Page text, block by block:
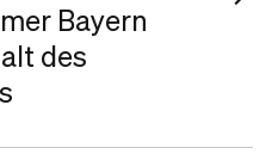
Bayern
des